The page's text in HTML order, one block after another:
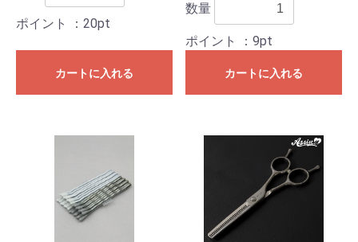
ポイント ：20pt
カートに入れる
数量
ポイント ：9pt
カートに入れる